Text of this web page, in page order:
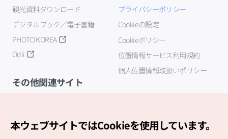
観光資料ダウンロード
デジタルブック／電子書籍
PHOTO KOREA
Odii
プライバシーポリシー
Cookieの設定
Cookieポリシー
位置情報サービス利用規約
個人位置情報取扱いポリシー
その他関連サイト
本ウェブサイトではCookieを使用しています。